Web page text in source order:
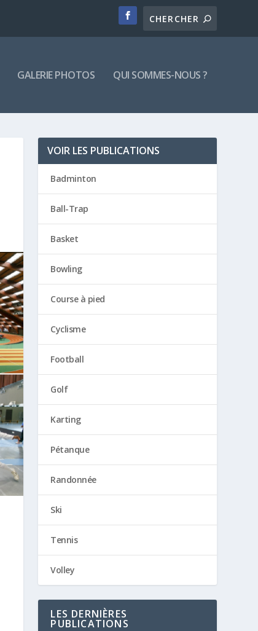
GALERIE PHOTOS QUI SOMMES-NOUS ?
VOIR LES PUBLICATIONS
Badminton
Ball-Trap
Basket
Bowling
Course à pied
Cyclisme
Football
Golf
Karting
Pétanque
Randonnée
Ski
Tennis
Volley
LES DERNIÈRES
PUBLICATIONS